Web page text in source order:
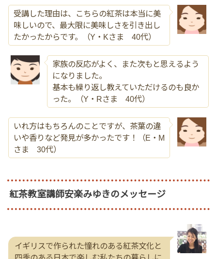
受講した理由は、こちらの紅茶は本当に美
味しいので、最大限に美味しさを引き出し
たかったからです。（Y・Kさま 40代）
家族の反応がよく、また次もと思えるよう
になりました。
基本も繰り返し教えていただけるのも良か
った。（Y・Rさま 40代）
いれ方はもちろんのことですが、茶葉の違
いや香りなど発見が多かったです！（E・M
さま 30代）
紅茶教室講師安楽みゆきのメッセージ
イギリスで作られた憧れのある紅茶文化と